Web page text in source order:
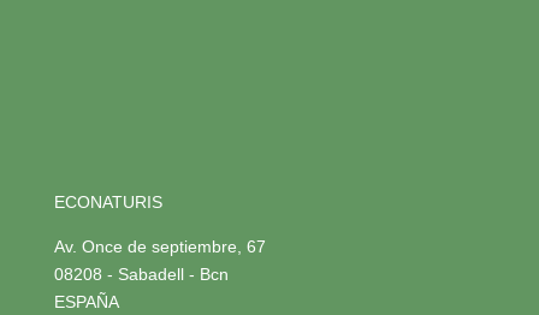
ECONATURIS
Av. Once de septiembre, 67
08208 - Sabadell - Bcn
ESPAÑA